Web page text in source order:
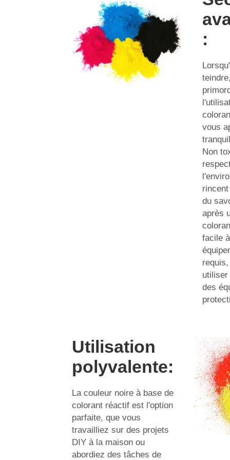
:
vous
Non
du
après
facile
des
Utilisation
polyvalente:
La couleur noire à base de
colorant réactif est l'option
parfaite, que vous
travailliez sur des projets
DIY à la maison ou
abordiez des tâches de